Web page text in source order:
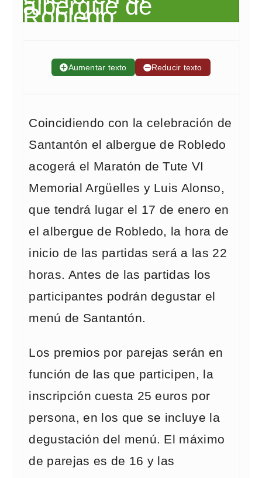
➕Aumentar texto ➖Reducir texto
Coincidiendo con la celebración de
Santantón el albergue de Robledo
acogerá el Maratón de Tute VI
Memorial Argüelles y Luis Alonso,
que tendrá lugar el 17 de enero en
el albergue de Robledo, la hora de
inicio de las partidas será a las 22
horas. Antes de las partidas los
participantes podrán degustar el
menú de Santantón.
Los premios por parejas serán en
función de las que participen, la
inscripción cuesta 25 euros por
persona, en los que se incluye la
degustación del menú. El máximo
de parejas es de 16 y las